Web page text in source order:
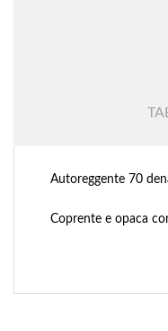
Autoreggente 70
Coprente e opaca